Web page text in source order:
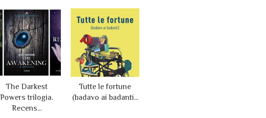
The Darkest
Powers trilogia.
Recens...
Tutte le fortune
(badavo ai badanti...